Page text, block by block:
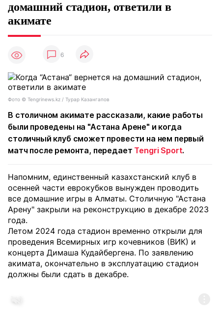
домашний стадион, ответили в
акимате
6
Фото ©️ Tengrinews.kz / Турар Казангапов
В столичном акимате рассказали, какие работы
были проведены на "Астана Арене" и когда
столичный клуб сможет провести на нем первый
матч после ремонта, передает Tengri Sport.
Напомним, единственный казахстанский клуб в
осенней части еврокубков вынужден проводить
все домашние игры в Алматы. Столичную "Астана
Арену" закрыли на реконструкцию в декабре 2023
года.
Летом 2024 года стадион временно открыли для
проведения Всемирных игр кочевников (ВИК) и
концерта Димаша Кудайбергена. По заявлению
акимата, окончательно в эксплуатацию стадион
должны были сдать в декабре.